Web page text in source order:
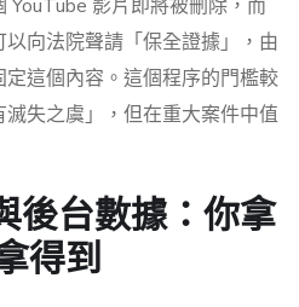
YouTube 影片即將被刪除，而
向法院聲請「保全證據」，由
這個內容。這個程序的門檻較
失之虞」，但在重大案件中值
後台數據：你拿
得到